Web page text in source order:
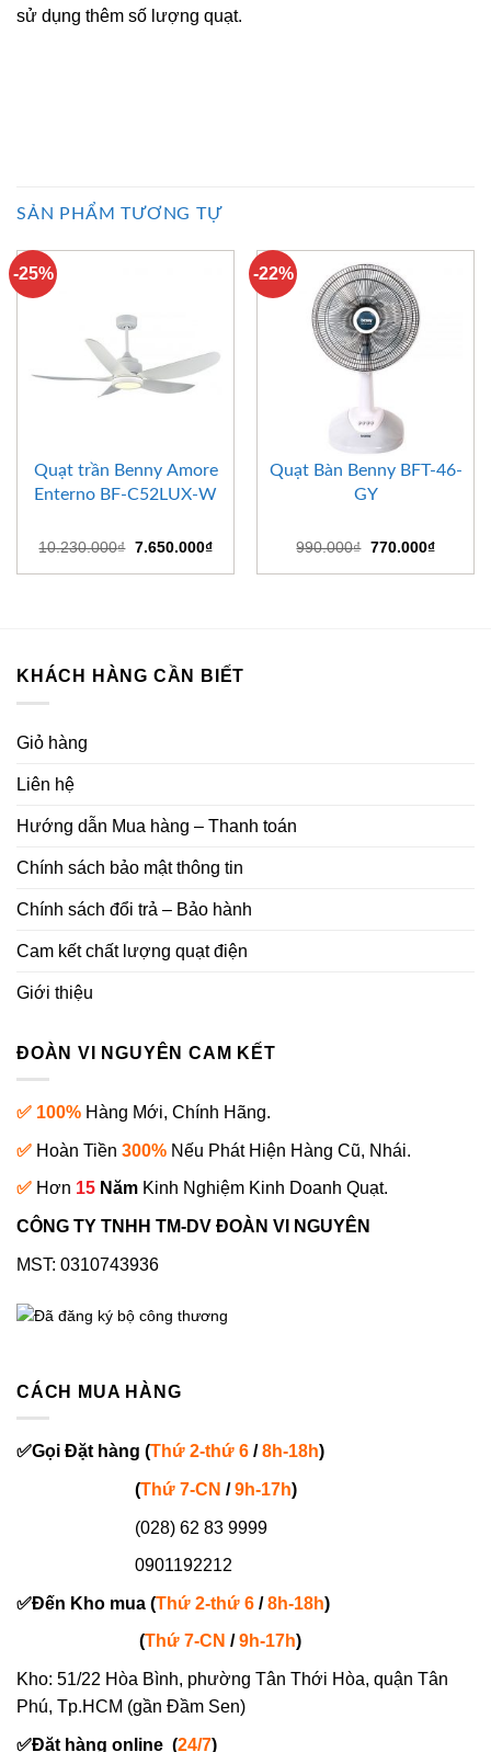
sử dụng thêm số lượng quạt.
SẢN PHẨM TƯƠNG TỰ
-25%
Quạt trần Benny Amore
Enterno BF-C52LUX-W
10.230.000₫ Giá
là:
7.650.000₫Giá
tại
-22%
Quạt Bàn Benny BFT-46-
GY
990.000₫ Giá
là:
770.000₫Giá
tại
KHÁCH HÀNG CẦN BIẾT
Giỏ hàng
Liên hệ
Hướng dẫn Mua hàng – Thanh toán
Chính sách bảo mật thông tin
Chính sách đổi trả – Bảo hành
Cam kết chất lượng quạt điện
Giới thiệu
ĐOÀN VI NGUYÊN CAM KẾT
✅ 100% Hàng Mới, Chính Hãng.
✅ Hoàn Tiền 300% Nếu Phát Hiện Hàng Cũ, Nhái.
✅ Hơn 15 Năm Kinh Nghiệm Kinh Doanh Quạt.
CÔNG TY TNHH TM-DV ĐOÀN VI NGUYÊN
MST: 0310743936
CÁCH MUA HÀNG
✅Gọi Đặt hàng (Thứ 2-thứ 6 / 8h-18h)
(Thứ 7-CN /9h-17h)
(028) 62 83 9999
0901192212
✅Đến Kho mua (Thứ 2-thứ 6 /8h-18h)
(Thứ 7-CN /9h-17h)
Kho: 51/22 Hòa Bình, phường Tân Thới Hòa, quận Tân
Phú, Tp.HCM (gần Đầm Sen)
✅Đặt hàng online (24/7)